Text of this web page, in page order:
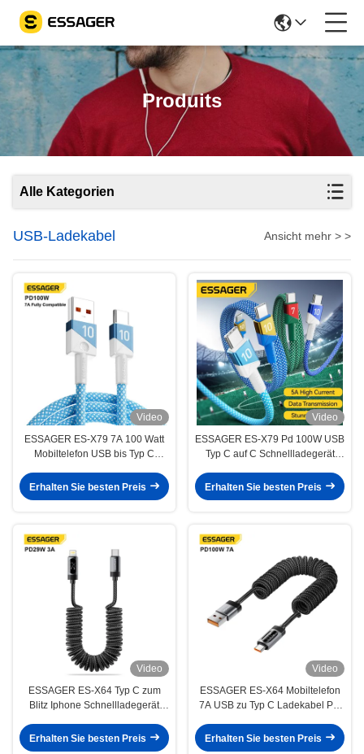
Produits
Alle Kategorien
USB-Ladekabel Ansicht mehr > >
Video
ESSAGER ES-X79 7A 100 Watt
Mobiltelefon USB bis Typ C
Erhalten Sie besten Preis
Video
ESSAGER ES-X79 Pd 100W USB
Typ C auf C Schnellladegerät
Erhalten Sie besten Preis
Video
ESSAGER ES-X64 Typ C zum
Blitz Iphone Schnellladegerät
Digitalbildschirm
Erhalten Sie besten Preis
Video
ESSAGER ES-X64 Mobiltelefon
7A USB zu Typ C Ladekabel PD
Erhalten Sie besten Preis